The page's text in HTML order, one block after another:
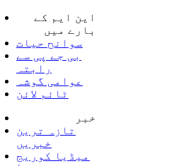
این ایم کے
بارے میں
سوانح حیات
بی جے پی سے
رابتہ
عوامی گوشہ
ٹائم لائن
خبر
تازہ ترین
خبریں
میڈیا کوریج